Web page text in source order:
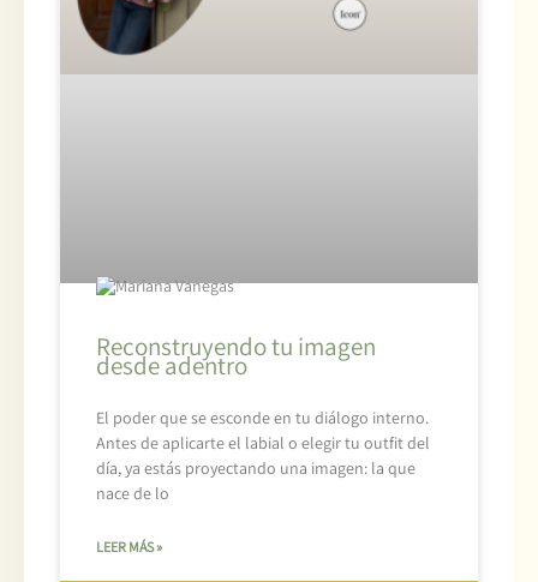
Reconstruyendo tu imagen
desde adentro
El poder que se esconde en tu diálogo interno.
Antes de aplicarte el labial o elegir tu outfit del
día, ya estás proyectando una imagen: la que
nace de lo
LEER MÁS »